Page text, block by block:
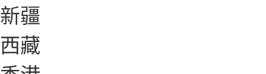
新疆
西藏